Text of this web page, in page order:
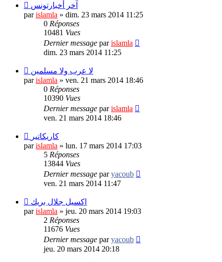
آخر أخبارتونس
parislamla » dim. 23 mars 2014 11:25
0 Réponses
10481 Vues
Dernier message parislamla
dim. 23 mars 2014 11:25
لا عرب ولا مسلمين
parislamla » ven. 21 mars 2014 18:46
0 Réponses
10390 Vues
Dernier message parislamla
ven. 21 mars 2014 18:46
كاريكاتير
parislamla » lun. 17 mars 2014 17:03
5 Réponses
13844 Vues
Dernier message paryacoub
ven. 21 mars 2014 11:47
اكسيل جلال بريك
parislamla » jeu. 20 mars 2014 19:03
2 Réponses
11676 Vues
Dernier message paryacoub
jeu. 20 mars 2014 20:18